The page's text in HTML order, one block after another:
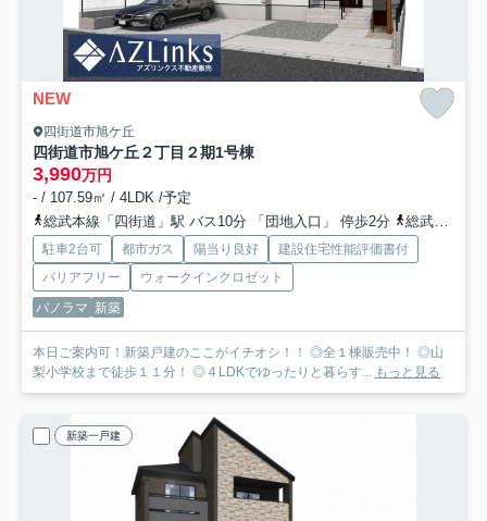
NEW
四街道市旭ケ丘
四街道市旭ケ丘２丁目２期1号棟
3,990万円
- / 107.59㎡ / 4LDK /予定
総武本線「四街道」駅 バス10分 「団地入口」 停歩2分
総武本線「物井」駅 徒歩48分
駐車2台可 都市ガス 陽当り良好
建設住宅性能評価書付
バリアフリー
ウォークインクロゼット
パノラマ 新築
本日ご案内可！新築戸建のここがイチオシ！！ ◎全１棟販売中！ ◎山
梨小学校まで徒歩１１分！ ◎４LDKでゆったりと暮らす... もっと見る
新築一戸建